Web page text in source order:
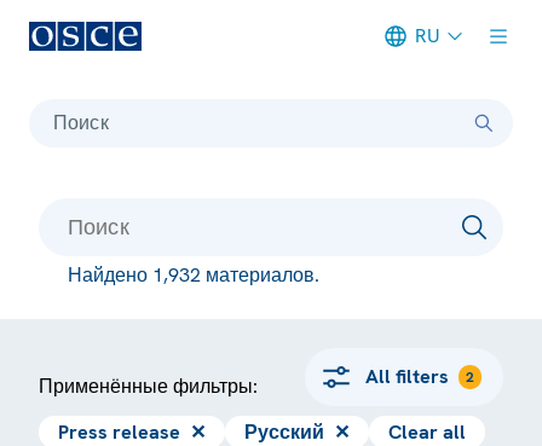
RU
Поиск
Найдено 1,932 материалов.
Применённые фильтры: All filters 2
Press release ✕ Русский ✕
Clear all